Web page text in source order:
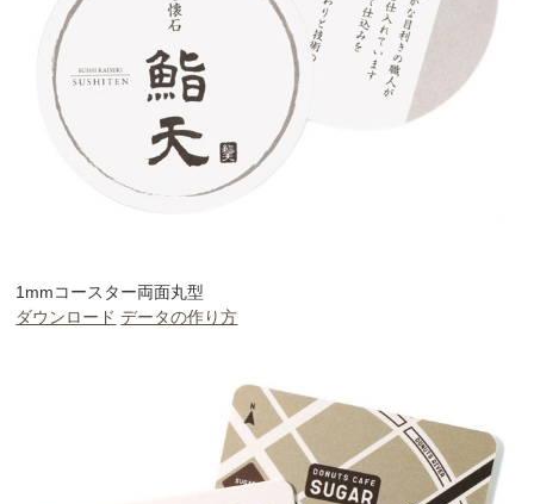
1mmコースター両面丸型
ダウンロード データの作り方